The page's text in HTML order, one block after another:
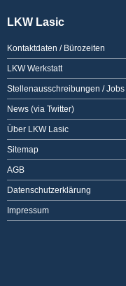
LKW Lasic
Kontaktdaten / Bürozeiten
LKW Werkstatt
Stellenausschreibungen / Jobs
News (via Twitter)
Über LKW Lasic
Sitemap
AGB
Datenschutzerklärung
Impressum